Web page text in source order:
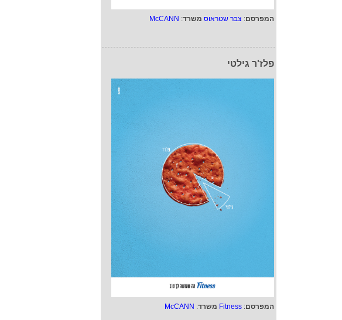
המפרסם: צבר שטראוס משרד:
McCANN
פלז'ר גילטי
המפרסם:
Fitness משרד:
McCANN